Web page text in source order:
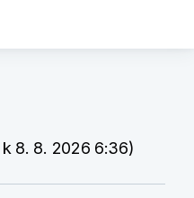
8. 8. 2026 6:36)